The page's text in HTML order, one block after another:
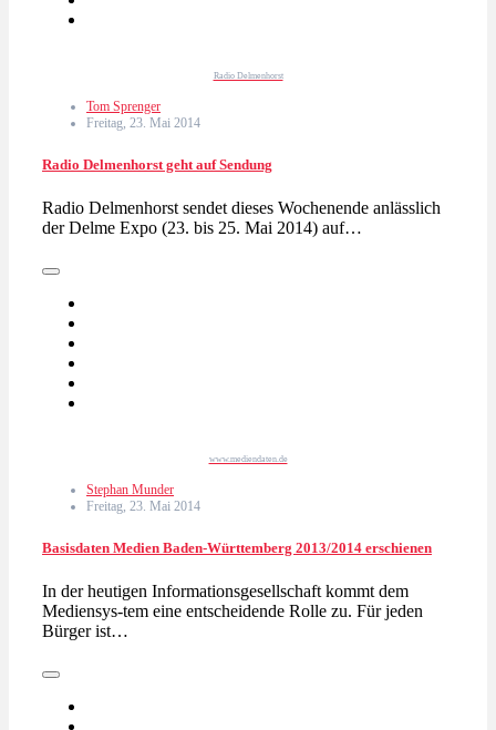
Radio Delmenhorst
Tom Sprenger
Freitag, 23. Mai 2014
Radio Delmenhorst geht auf Sendung
Radio Delmenhorst sendet dieses Wochenende anlässlich
der Delme Expo (23. bis 25. Mai 2014) auf…
www.mediendaten.de
Stephan Munder
Freitag, 23. Mai 2014
Basisdaten Medien Baden-Württemberg 2013/2014 erschienen
In der heutigen Informationsgesellschaft kommt dem
Mediensys-tem eine entscheidende Rolle zu. Für jeden
Bürger ist…